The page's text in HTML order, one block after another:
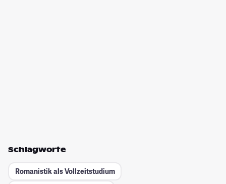
Schlagworte
Romanistik als Vollzeitstudium